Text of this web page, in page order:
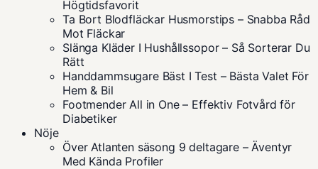
Högtidsfavorit
Ta Bort Blodfläckar Husmorstips – Snabba Råd
Mot Fläckar
Slänga Kläder I Hushållssopor – Så Sorterar Du
Rätt
Handdammsugare Bäst I Test – Bästa Valet För
Hem & Bil
Footmender All in One – Effektiv Fotvård för
Diabetiker
Nöje
Över Atlanten säsong 9 deltagare – Äventyr
Med Kända Profiler